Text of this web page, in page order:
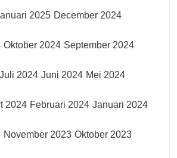
2025 December 2024
Oktober 2024 September 2024
Juli 2024 Juni 2024 Mei 2024
2024 Februari 2024 Januari 2024
November 2023 Oktober 2023